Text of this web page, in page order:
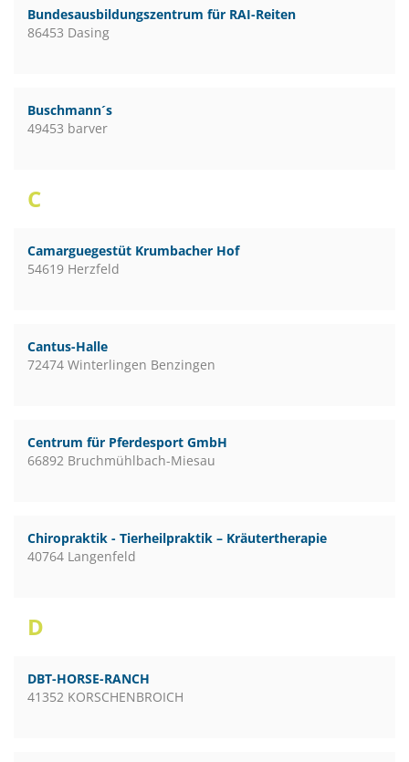
Bundesausbildungszentrum für RAI-Reiten
86453 Dasing
Buschmann´s
49453 barver
C
Camarguegestüt Krumbacher Hof
54619 Herzfeld
Cantus-Halle
72474 Winterlingen Benzingen
Centrum für Pferdesport GmbH
66892 Bruchmühlbach-Miesau
Chiropraktik - Tierheilpraktik – Kräutertherapie
40764 Langenfeld
D
DBT-HORSE-RANCH
41352 KORSCHENBROICH